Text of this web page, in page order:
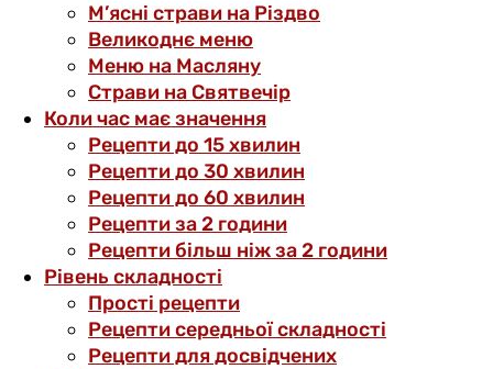
М’ясні страви на Різдво
Великоднє меню
Меню на Масляну
Страви на Святвечір
Коли час має значення
Рецепти до 15 хвилин
Рецепти до 30 хвилин
Рецепти до 60 хвилин
Рецепти за 2 години
Рецепти більш ніж за 2 години
Рівень складності
Прості рецепти
Рецепти середньої складності
Рецепти для досвідчених